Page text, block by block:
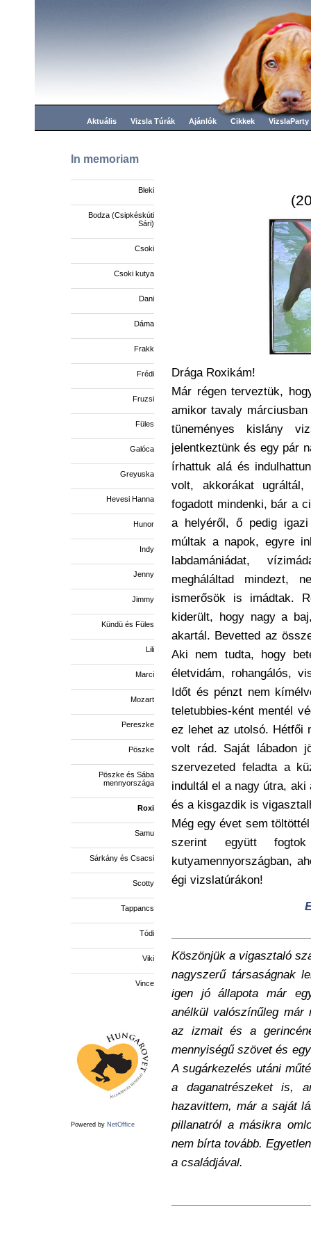
Aktuális Vizsla Túrák Ajánlók Cikkek VizslaParty
In memoriam
Bleki
Bodza (Csipkéskúti
Sári)
Csoki
Csoki kutya
Dani
Dáma
Frakk
Frédi
Fruzsi
Füles
Galóca
Greyuska
Hevesi Hanna
Hunor
Indy
Jenny
Jimmy
Kündü és Füles
Lili
Marci
Mozart
Pereszke
Pöszke
Pöszke és Sába
mennyországa
Roxi
Samu
Sárkány és Csacsi
Scotty
Tappancs
Tódi
Viki
Vince
Powered by NetOffice
Drága Roxikám!
Már régen terveztük,
amikor tavaly
tüneményes kislány
jelentkeztünk és egy pár
írhattuk alá és
volt, akkorákat
fogadott mindenki, bár a
a helyéről, ő pedig igazi
múltak a napok, egyre
labdamániádat,
megháláltad mindezt,
ismerősök is imádtak.
kiderült, hogy nagy a
akartál. Bevetted az
Aki nem tudta, hogy
életvidám, rohangálós,
Időt és pénzt nem
teletubbies-ként mentél
ez lehet az utolsó. Hétfői
volt rád. Saját lábadon
szervezeted feladta a
indultál el a nagy útra,
és a kisgazdik is
Még egy évet sem
szerint együtt
kutyamennyországban,
égi vizslatúrákon!
Köszönjük a vigasztaló
nagyszerű társaságnak
igen jó állapota már
anélkül valószínűleg már
az izmait és a
mennyiségű szövet és
A sugárkezelés utáni
a daganatrészeket is,
hazavittem, már a saját
pillanatról a másikra
nem bírta tovább.
a családjával.